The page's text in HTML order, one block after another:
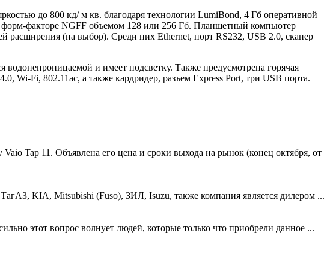
до 800 кд/ м кв. благодаря технологии LumiBond, 4 Гб оперативной
форм-факторе NGFF объемом 128 или 256 Гб. Планшетный компьютер
(на выбор). Среди них Ethernet, порт RS232, USB 2.0, сканер
и имеет подсветку. Также предусмотрена горячая
Wi-Fi, 802.11ac, а также кардридер, разъем Express Port, три USB порта.
Tap 11. Объявлена его цена и сроки выхода на рынок (конец октября, от
KIA, Mitsubishi (Fuso), ЗИЛ, Isuzu, также компания является дилером ...
этот вопрос волнует людей, которые только что приобрели данное ...